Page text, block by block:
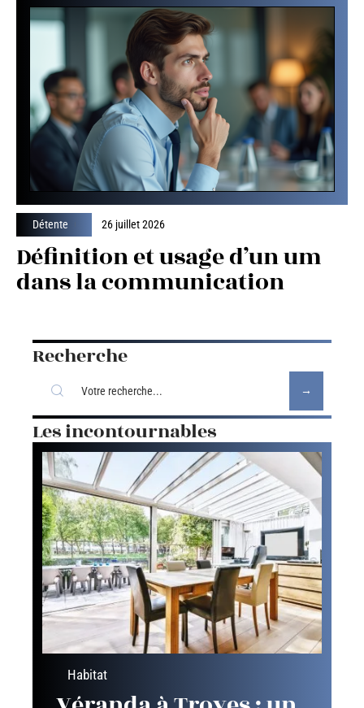
Détente 26 juillet 2026
Définition et usage d’un um
dans la communication
Recherche
Les incontournables
Habitat